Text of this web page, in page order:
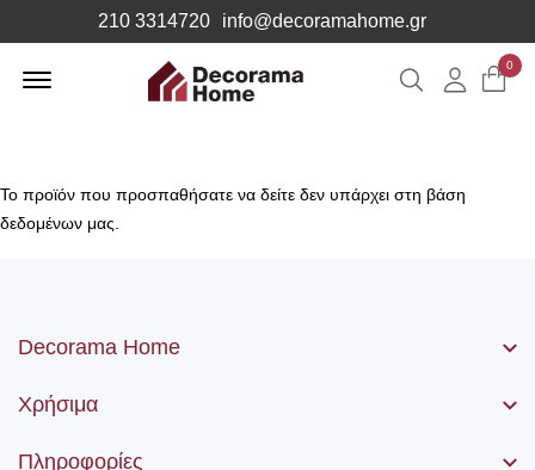
210 3314720 info@decoramahome.gr
Αναζήτηση
0
Το προϊόν που προσπαθήσατε να δείτε δεν υπάρχει στη βάση
δεδομένων μας.
Decorama Home
Χρήσιμα
Πληροφορίες